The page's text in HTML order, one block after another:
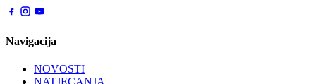
Navigacija
NOVOSTI
NATJECANJA